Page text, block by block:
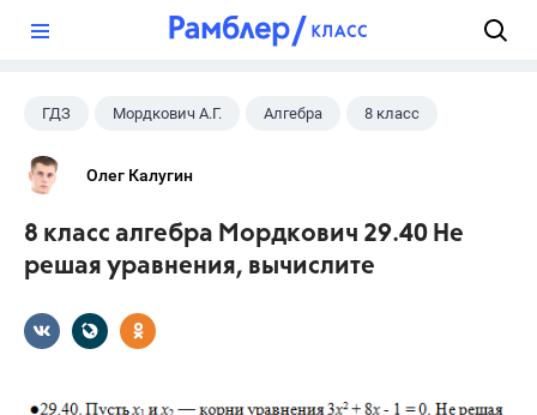
ГДЗ Мордкович А.Г. Алгебра 8 класс
Олег Калугин
8 класс алгебра Мордкович 29.40 Не
решая уравнения, вычислите